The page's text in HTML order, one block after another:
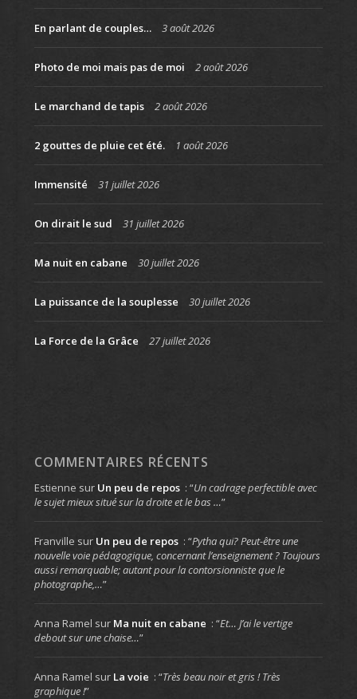
En parlant de couples… 3 août 2026
Photo de moi mais pas de moi 2 août 2026
Le marchand de tapis 2 août 2026
2 gouttes de pluie cet été. 1 août 2026
Immensité 31 juillet 2026
On dirait le sud 31 juillet 2026
Ma nuit en cabane 30 juillet 2026
La puissance de la souplesse 30 juillet 2026
La Force de la Grâce 27 juillet 2026
COMMENTAIRES RÉCENTS
Estienne sur Un peu de repos : “Un cadrage perfectible avec
le sujet mieux situé sur la droite et le bas …”
Franville sur Un peu de repos : “Pytha qui? Peut-être une
nouvelle voie pédagogique, concernant l’enseignement ? Toujours
aussi remarquable; autant pour la contorsionniste que le
photographe,…”
Anna Ramel sur Ma nuit en cabane : “Et… J’ai le vertige
debout sur une chaise…”
Anna Ramel sur La voie : “Très beau noir et gris ! Très
graphique !”